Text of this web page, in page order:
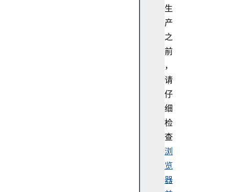
生
产
之
前
，
请
仔
细
检
查
浏
览
器